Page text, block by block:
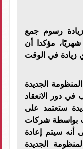
رسوم جمع
إلى 24 جنيهًا شهريًا، مؤكدا أن
زيادة في الوقت
الجديدة
دور الانعقاد
ستعتمد على
بواسطة شركات
أنه سيتم إعادة
الجديدة